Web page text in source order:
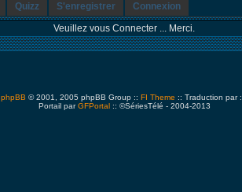
Quizz S'enregistrer
Connexion
Veuillez vous Connecter ... Merci.
phpBB © 2001, 2005 phpBB Group :: FI Theme :: Traduction par :
Portail parGFPortal:: ©SériesTélé - 2004-2013